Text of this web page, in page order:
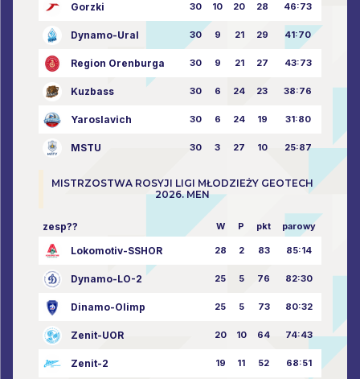
Gorzki 30 10 20 28 46:73
Dynamo-Ural 30 9 21 29 41:70
Region Orenburga 30 9 21 27 43:73
Kuzbass 30 6 24 23 38:76
Yaroslavich 30 6 24 19 31:80
MSTU 30 3 27 10 25:87
MISTRZOSTWA ROSYJI LIGI MŁODZIEŻY GEOTECH
2026. MEN
zesp?? W P pkt parowy
Lokomotiv-SSHOR 28 2 83 85:14
Dynamo-LO-2 25 5 76 82:30
Dinamo-Olimp 25 5 73 80:32
Zenit-UOR 20 10 64 74:43
Zenit-2 19 11 52 68:51